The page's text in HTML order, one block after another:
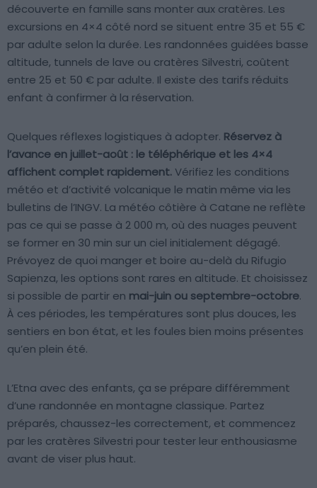
découverte en famille sans monter aux cratères. Les
excursions en 4×4 côté nord se situent entre 35 et 55 €
par adulte selon la durée. Les randonnées guidées basse
altitude, tunnels de lave ou cratères Silvestri, coûtent
entre 25 et 50 € par adulte. Il existe des tarifs réduits
enfant à confirmer à la réservation.
Quelques réflexes logistiques à adopter. Réservez à
l’avance en juillet-août : le téléphérique et les 4×4
affichent complet rapidement.Vérifiez les conditions
météo et d’activité volcanique le matin même via les
bulletins de l’INGV. La météo côtière à Catane ne reflète
pas ce qui se passe à 2 000 m, où des nuages peuvent
se former en 30 min sur un ciel initialement dégagé.
Prévoyez de quoi manger et boire au-delà du Rifugio
Sapienza, les options sont rares en altitude. Et choisissez
si possible de partir en mai-juin ou septembre-octobre.
À ces périodes, les températures sont plus douces, les
sentiers en bon état, et les foules bien moins présentes
qu’en plein été.
L’Etna avec des enfants, ça se prépare différemment
d’une randonnée en montagne classique. Partez
préparés, chaussez-les correctement, et commencez
par les cratères Silvestri pour tester leur enthousiasme
avant de viser plus haut.